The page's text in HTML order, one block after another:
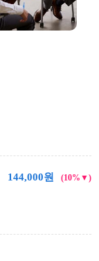
144,000원 (10%▼)